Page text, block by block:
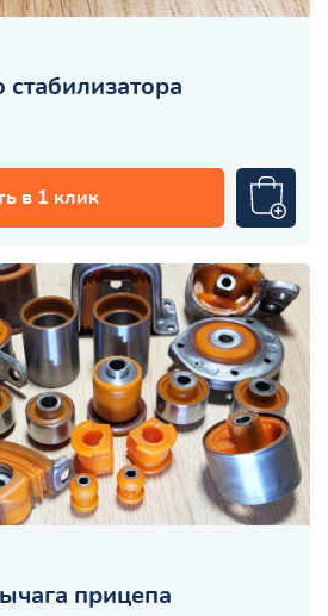
стабилизатора
в 1 клик
прицепа